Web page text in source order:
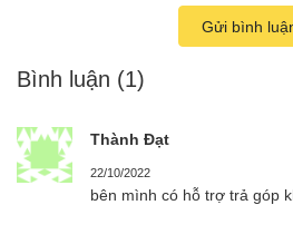
Gửi bình
Bình luận (1)
Thành Đạt
22/10/2022
bên mình có hỗ trợ trả góp